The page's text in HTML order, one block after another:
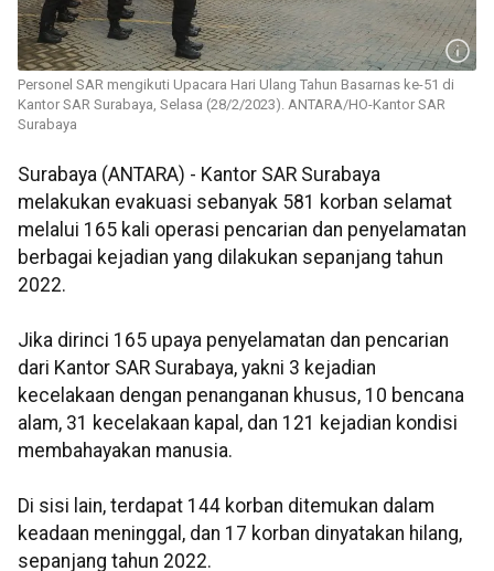
Personel SAR mengikuti Upacara Hari Ulang Tahun Basarnas ke-51 di
Kantor SAR Surabaya, Selasa (28/2/2023). ANTARA/HO-Kantor SAR
Surabaya
Surabaya (ANTARA) - Kantor SAR Surabaya
melakukan evakuasi sebanyak 581 korban selamat
melalui 165 kali operasi pencarian dan penyelamatan
berbagai kejadian yang dilakukan sepanjang tahun
2022.
Jika dirinci 165 upaya penyelamatan dan pencarian
dari Kantor SAR Surabaya, yakni 3 kejadian
kecelakaan dengan penanganan khusus, 10 bencana
alam, 31 kecelakaan kapal, dan 121 kejadian kondisi
membahayakan manusia.
Di sisi lain, terdapat 144 korban ditemukan dalam
keadaan meninggal, dan 17 korban dinyatakan hilang,
sepanjang tahun 2022.